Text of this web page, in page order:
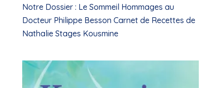
Notre Dossier : Le Sommeil Hommages au
Docteur Philippe Besson Carnet de Recettes de
Nathalie Stages Kousmine